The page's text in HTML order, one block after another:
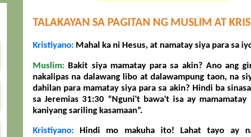
TALAKAYAN SA PAGITAN NG MUSLIM AT
Kristiyano: Mahal ka ni Hesus, at namatay siya para sa
Muslim: Bakit siya mamatay para sa akin? Ano ang
nakalipas na dalawang libo at dalawampung taon, na
dahilan para mamatay siya para sa akin? Hindi ba
sa Jeremias 31:30 “Nguni't bawa't isa ay mamamatay
kaniyang sariling kasamaan”.
Kristiyano: Hindi mo makuha ito! Lahat tayo ay